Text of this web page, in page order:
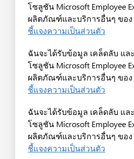
โซลูชัน Microsoft Employee
ผลิตภัณฑ์และบริการอื่นๆ ของ
ชี้แจงความเป็นส่วนตัว
ฉันจะได้รับข้อมูล เคล็ดลับ แล
โซลูชัน Microsoft Employee
ผลิตภัณฑ์และบริการอื่นๆ ของ
ชี้แจงความเป็นส่วนตัว
ฉันจะได้รับข้อมูล เคล็ดลับ แล
โซลูชัน Microsoft Employee
ผลิตภัณฑ์และบริการอื่นๆ ของ
ชี้แจงความเป็นส่วนตัว